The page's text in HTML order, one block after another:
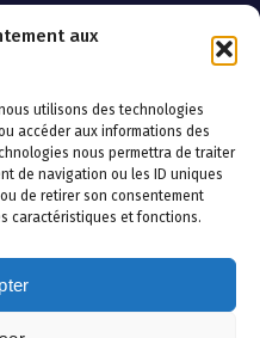
aux
utilisons des technologies
accéder aux informations des
nous permettra de traiter
de navigation ou les ID uniques
de retirer son consentement
caractéristiques et fonctions.
70002 VESOUL CEDEX